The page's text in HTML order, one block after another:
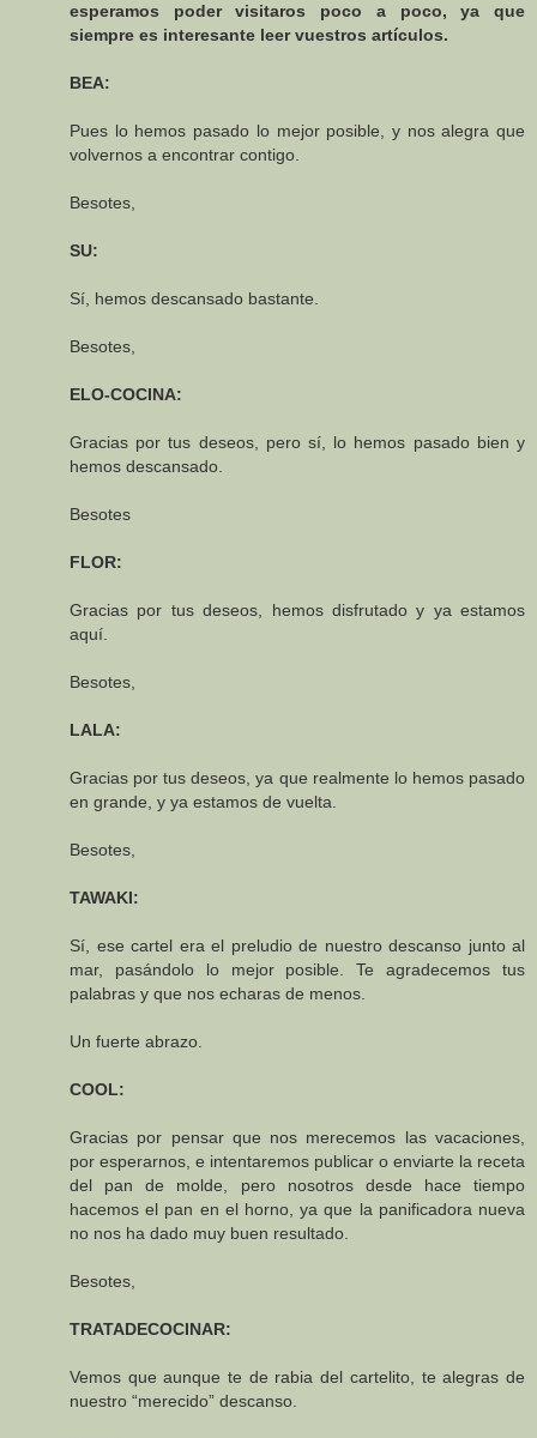
esperamos poder visitaros poco a poco, ya que
siempre es interesante leer vuestros artículos.
BEA:
Pues lo hemos pasado lo mejor posible, y nos alegra que
volvernos a encontrar contigo.
Besotes,
SU:
Sí, hemos descansado bastante.
Besotes,
ELO-COCINA:
Gracias por tus deseos, pero sí, lo hemos pasado bien y
hemos descansado.
Besotes
FLOR:
Gracias por tus deseos, hemos disfrutado y ya estamos
aquí.
Besotes,
LALA:
Gracias por tus deseos, ya que realmente lo hemos pasado
en grande, y ya estamos de vuelta.
Besotes,
TAWAKI:
Sí, ese cartel era el preludio de nuestro descanso junto al
mar, pasándolo lo mejor posible. Te agradecemos tus
palabras y que nos echaras de menos.
Un fuerte abrazo.
COOL:
Gracias por pensar que nos merecemos las vacaciones,
por esperarnos, e intentaremos publicar o enviarte la receta
del pan de molde, pero nosotros desde hace tiempo
hacemos el pan en el horno, ya que la panificadora nueva
no nos ha dado muy buen resultado.
Besotes,
TRATADECOCINAR:
Vemos que aunque te de rabia del cartelito, te alegras de
nuestro “merecido” descanso.